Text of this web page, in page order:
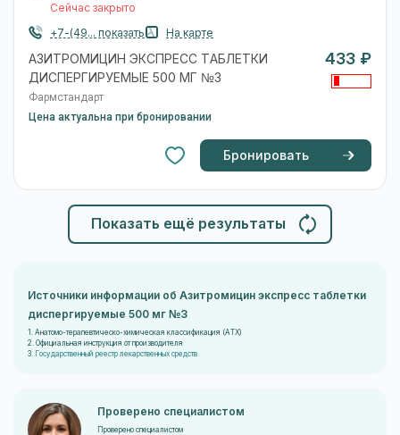
Сейчас закрыто
+7-(49... показать
На карте
АЗИТРОМИЦИН ЭКСПРЕСС ТАБЛЕТКИ
ДИСПЕРГИРУЕМЫЕ 500 МГ №3
Фармстандарт
Цена актуальна при бронировании
433 ₽
Бронировать
Показать ещё результаты
Источники информации об Азитромицин экспресс таблетки
диспергируемые 500 мг №3
1. Анатомо-терапевтическо-химическая классификация (ATX)
2. Официальная инструкция от производителя
3.
Государственный реестр лекарственных средств
Проверено специалистом
Проверено специалистом